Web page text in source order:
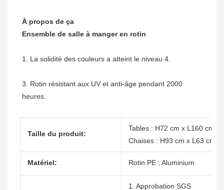
3. Rotin résistant aux UV et anti-âge pendant 2000
Taille du produit:
Tables : H72 cm x L160 cm x
Chaises : H93 cm x L63 cm x
Matériel: Rotin PE ; Aluminium
1. Approbation SGS